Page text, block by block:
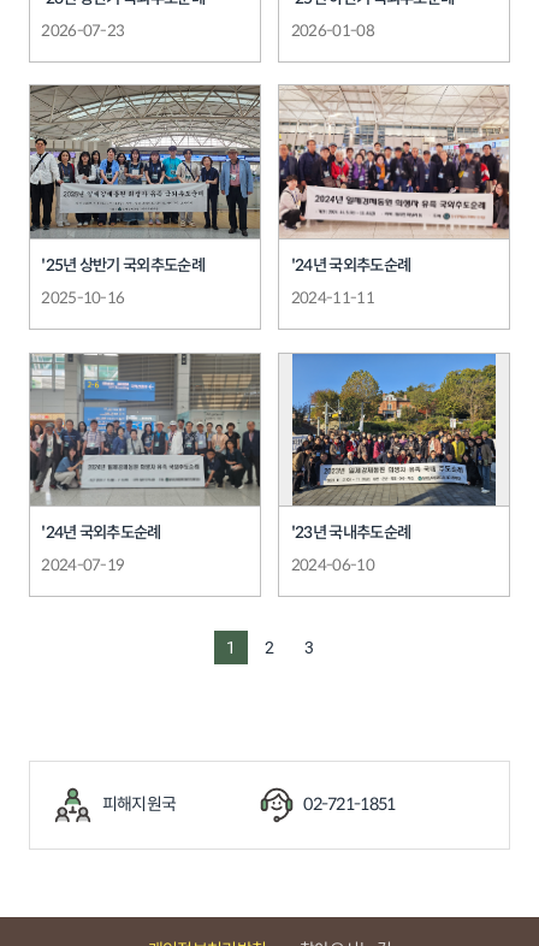
2026-07-23
2026-01-08
'25년 상반기 국외추도순례
2025-10-16
'24년 국외추도순례
2024-11-11
'24년 국외추도순례
2024-07-19
'23년 국내추도순례
2024-06-10
1 2 3
피해지원국 02-721-1851